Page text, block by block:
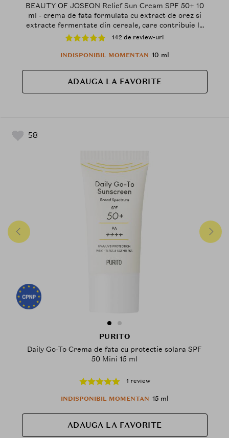
BEAUTY OF JOSEON Relief Sun Cream SPF 50+ 10
ml - crema de fata formulata cu extract de orez si
extracte fermentate din cereale, care contribuie la
hidratarea pielii si la mentinerea confortului cutanat,
142 de review-uri
INDISPONIBIL MOMENTAN 10 ml
ADAUGA LA FAVORITE
58
PURITO
Daily Go-To Crema de fata cu protectie solara SPF
50 Mini 15 ml
1 review
INDISPONIBIL MOMENTAN 15 ml
ADAUGA LA FAVORITE